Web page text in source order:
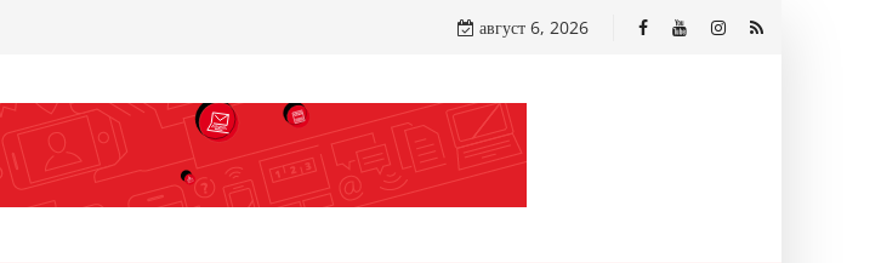
август 6, 2026